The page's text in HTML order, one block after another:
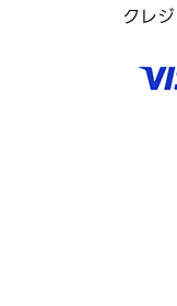
クレ